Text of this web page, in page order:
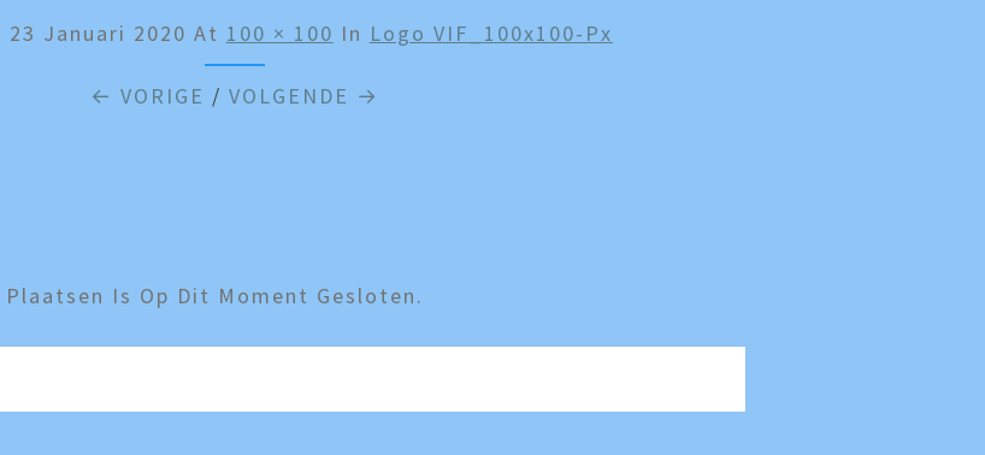
23 Januari 2020 At 100 × 100 In Logo VIF_100x100-Px
← VORIGE / VOLGENDE →
Plaatsen Is Op Dit Moment Gesloten.